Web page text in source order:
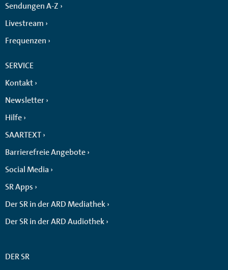
Sendungen A-Z
Livestream
Frequenzen
SERVICE
Kontakt
Newsletter
Hilfe
SAARTEXT
Barrierefreie Angebote
Social Media
SR Apps
Der SR in der ARD Mediathek
Der SR in der ARD Audiothek
DER SR